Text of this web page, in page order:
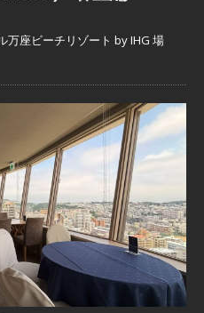
万座ビーチリゾート by IHG 場